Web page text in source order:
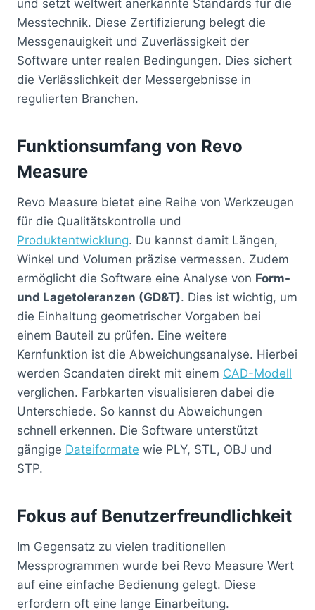
und setzt weltweit anerkannte Standards für die
Messtechnik. Diese Zertifizierung belegt die
Messgenauigkeit und Zuverlässigkeit der
Software unter realen Bedingungen. Dies sichert
die Verlässlichkeit der Messergebnisse in
regulierten Branchen.
Funktionsumfang von Revo
Measure
Revo Measure bietet eine Reihe von Werkzeugen
für die Qualitätskontrolle und
Produktentwicklung. Du kannst damit Längen,
Winkel und Volumen präzise vermessen. Zudem
ermöglicht die Software eine Analyse von Form-
und Lagetoleranzen (GD&T). Dies ist wichtig, um
die Einhaltung geometrischer Vorgaben bei
einem Bauteil zu prüfen. Eine weitere
Kernfunktion ist die Abweichungsanalyse. Hierbei
werden Scandaten direkt mit einem CAD-Modell
verglichen. Farbkarten visualisieren dabei die
Unterschiede. So kannst du Abweichungen
schnell erkennen. Die Software unterstützt
gängige Dateiformate wie PLY, STL, OBJ und
STP.
Fokus auf Benutzerfreundlichkeit
Im Gegensatz zu vielen traditionellen
Messprogrammen wurde bei Revo Measure Wert
auf eine einfache Bedienung gelegt. Diese
erfordern oft eine lange Einarbeitung.